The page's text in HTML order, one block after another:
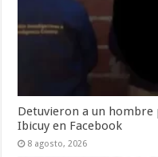
Detuvieron a un
Ibicuy en Facebook
8 agosto, 2026